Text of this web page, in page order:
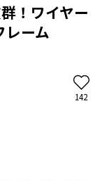
！ワイヤー
レーム
142